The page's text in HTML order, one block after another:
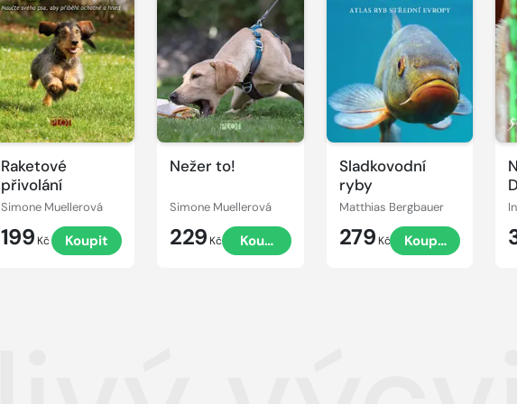
Raketové
přivolání
Simone Muellerová
199 Kč Koupit
Nežer to!
Simone Muellerová
229 Kč Koupit
Sladkovodní
ryby
Matthias Bergbauer
279 Kč Koupit